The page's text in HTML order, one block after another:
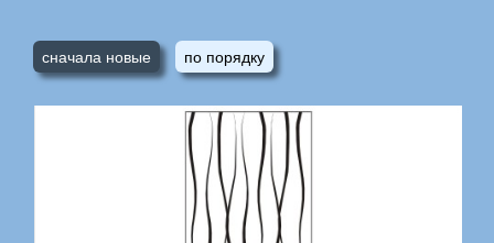
сначала новые по порядку